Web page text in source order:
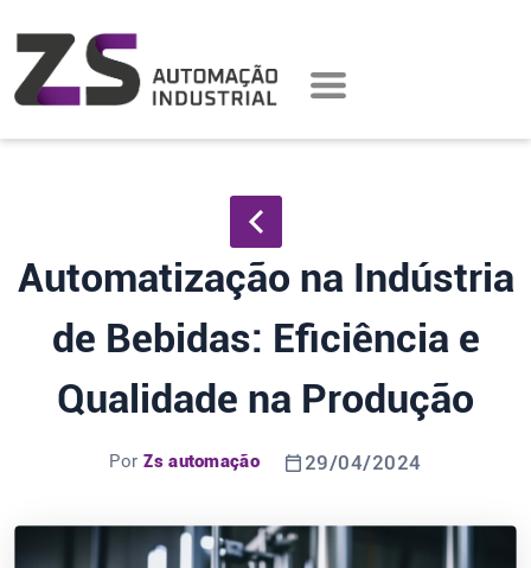
Automatização na Indústria
de Bebidas: Eficiência e
Qualidade na Produção
PorZs automação 29/04/2024